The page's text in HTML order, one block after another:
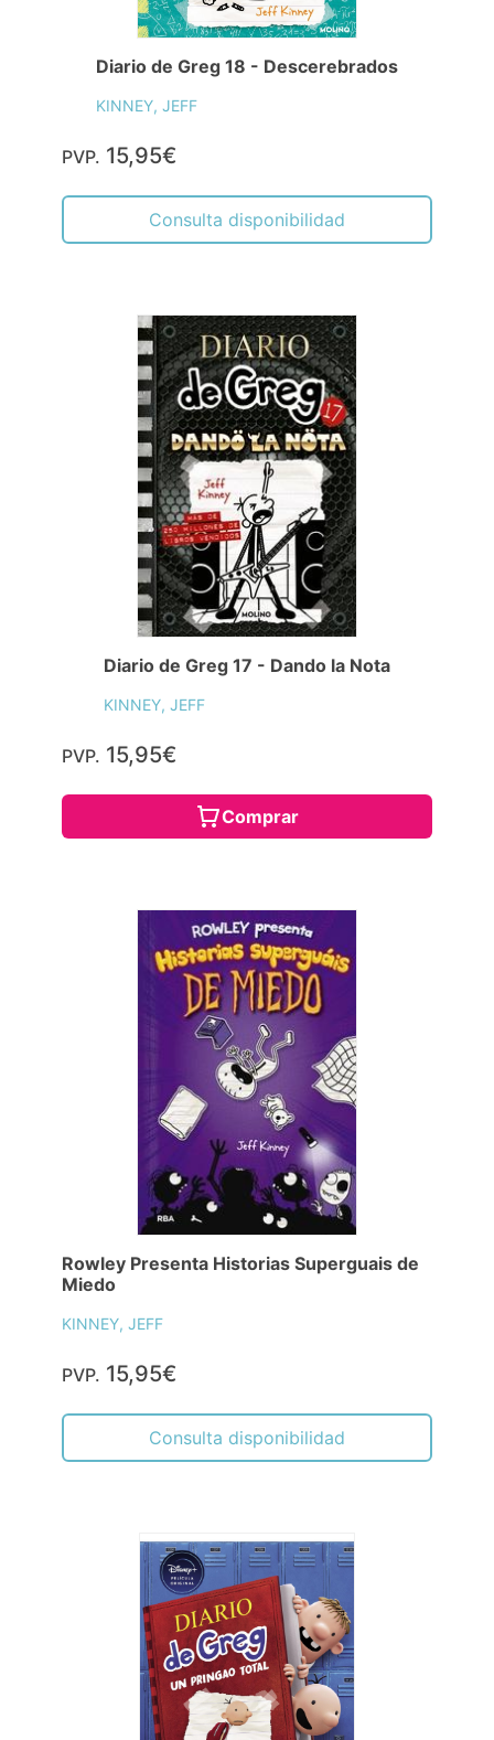
Diario de Greg 18 - Descerebrados
KINNEY, JEFF
PVP. 15,95€
Consulta disponibilidad
Diario de Greg 17 - Dando la Nota
KINNEY, JEFF
PVP. 15,95€
Comprar
Rowley Presenta Historias Superguais de
Miedo
KINNEY, JEFF
PVP. 15,95€
Consulta disponibilidad